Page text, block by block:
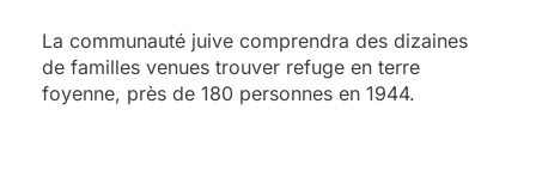
La communauté juive comprendra des dizaines
de familles venues trouver refuge en terre
foyenne, près de 180 personnes en 1944.